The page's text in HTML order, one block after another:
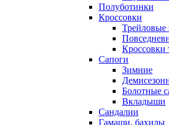
Полуботинки
Кроссовки
Трейловые
Кроссовки
Сапоги
Зимние
Болотные
Вкладыши
Сандалии
Гамаши, бахилы